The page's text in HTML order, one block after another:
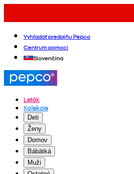
Vyhľadať predajňu Pepco
Centrum pomoci
Slovenčina
Leták
Kolekcie
Deti
Ženy
Domov
Bábätká
Muži